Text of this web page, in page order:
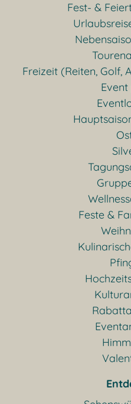
Fest- &
Freizeit (Reiten, Golf,
Feste &